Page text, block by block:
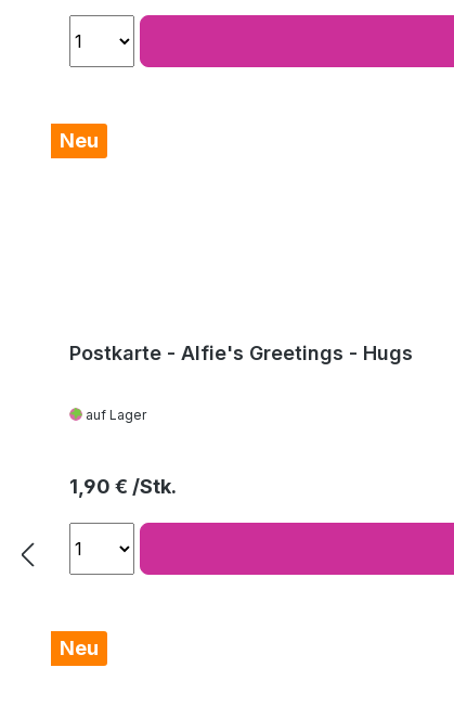
Neu
Postkarte - Alfie's Greetings - Hugs
auf Lager
Regulärer Preis:
1,90 €
Neu